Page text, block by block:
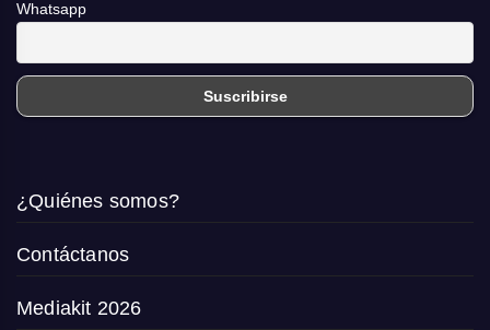
Whatsapp
¿Quiénes somos?
Contáctanos
Mediakit 2026